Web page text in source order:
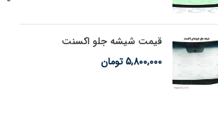
قیمت شیشه جلو اکسنت
5,800,000تومان